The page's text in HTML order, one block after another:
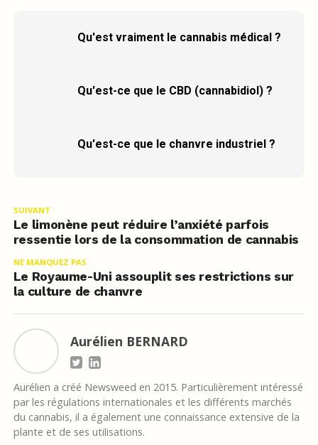
Qu'est vraiment le cannabis médical ?
Qu'est-ce que le CBD (cannabidiol) ?
Qu'est-ce que le chanvre industriel ?
SUIVANT
Le limonène peut réduire l’anxiété parfois
ressentie lors de la consommation de cannabis
NE MANQUEZ PAS
Le Royaume-Uni assouplit ses restrictions sur
la culture de chanvre
Aurélien BERNARD
Aurélien a créé Newsweed en 2015. Particulièrement intéressé
par les régulations internationales et les différents marchés
du cannabis, il a également une connaissance extensive de la
plante et de ses utilisations.